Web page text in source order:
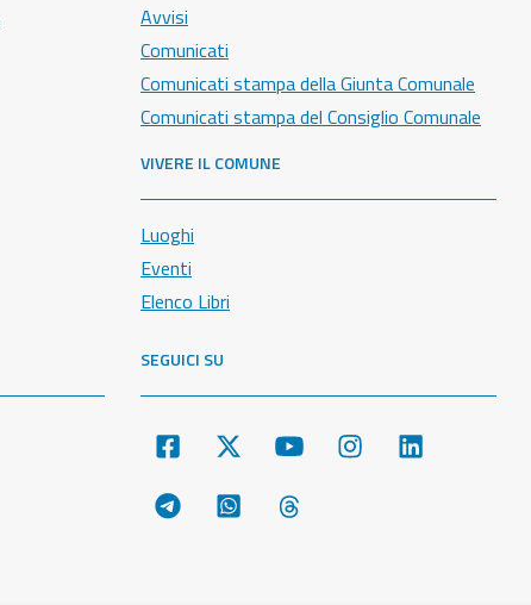
Avvisi
Comunicati
Comunicati stampa della Giunta Comunale
Comunicati stampa del Consiglio Comunale
VIVERE IL COMUNE
Luoghi
Eventi
Elenco Libri
SEGUICI SU